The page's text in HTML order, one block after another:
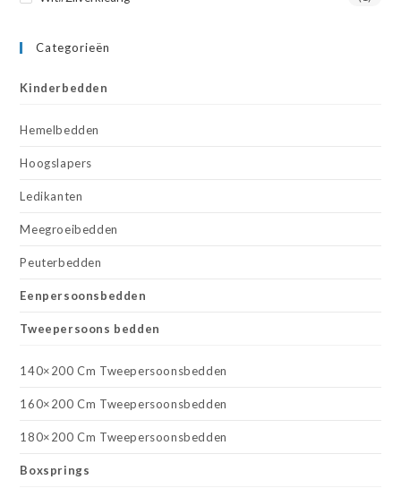
Categorieën
Kinderbedden
Hemelbedden
Hoogslapers
Ledikanten
Meegroeibedden
Peuterbedden
Eenpersoonsbedden
Tweepersoons bedden
140×200 Cm Tweepersoonsbedden
160×200 Cm Tweepersoonsbedden
180×200 Cm Tweepersoonsbedden
Boxsprings